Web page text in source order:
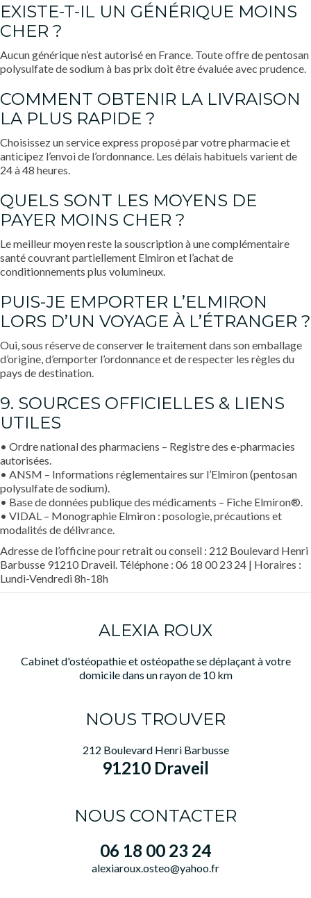
EXISTE-T-IL UN GÉNÉRIQUE MOINS
CHER ?
Aucun générique n’est autorisé en France. Toute offre de pentosan
polysulfate de sodium à bas prix doit être évaluée avec prudence.
COMMENT OBTENIR LA LIVRAISON
LA PLUS RAPIDE ?
Choisissez un service express proposé par votre pharmacie et
anticipez l’envoi de l’ordonnance. Les délais habituels varient de
24 à 48 heures.
QUELS SONT LES MOYENS DE
PAYER MOINS CHER ?
Le meilleur moyen reste la souscription à une complémentaire
santé couvrant partiellement Elmiron et l’achat de
conditionnements plus volumineux.
PUIS-JE EMPORTER L’ELMIRON
LORS D’UN VOYAGE À L’ÉTRANGER ?
Oui, sous réserve de conserver le traitement dans son emballage
d’origine, d’emporter l’ordonnance et de respecter les règles du
pays de destination.
9. SOURCES OFFICIELLES & LIENS
UTILES
• Ordre national des pharmaciens – Registre des e-pharmacies
autorisées.
• ANSM – Informations réglementaires sur l’Elmiron (pentosan
polysulfate de sodium).
• Base de données publique des médicaments – Fiche Elmiron®.
• VIDAL – Monographie Elmiron : posologie, précautions et
modalités de délivrance.
Adresse de l’officine pour retrait ou conseil : 212 Boulevard Henri
Barbusse 91210 Draveil. Téléphone : 06 18 00 23 24 | Horaires :
Lundi-Vendredi 8h-18h
ALEXIA ROUX
Cabinet d'ostéopathie et ostéopathe se déplaçant à votre
domicile dans un rayon de 10 km
NOUS TROUVER
212 Boulevard Henri Barbusse
91210 Draveil
NOUS CONTACTER
06 18 00 23 24
alexiaroux.osteo@yahoo.fr